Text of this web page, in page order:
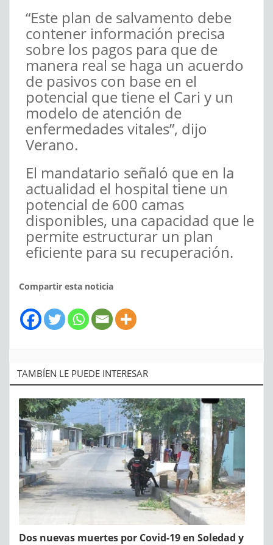
“Este plan de salvamento debe
contener información precisa
sobre los pagos para que de
manera real se haga un acuerdo
de pasivos con base en el
potencial que tiene el Cari y un
modelo de atención de
enfermedades vitales”, dijo
Verano.
El mandatario señaló que en la
actualidad el hospital tiene un
potencial de 600 camas
disponibles, una capacidad que le
permite estructurar un plan
eficiente para su recuperación.
Compartir esta noticia
TAMBÍEN LE PUEDE INTERESAR
Dos nuevas muertes por Covid-19 en Soledad y